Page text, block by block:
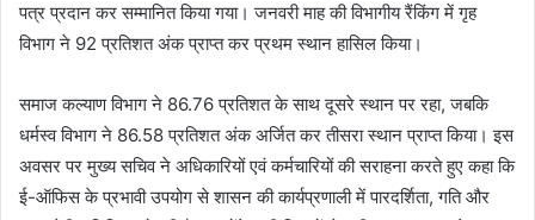
पत्र प्रदान कर सम्मानित किया गया। जनवरी माह की विभागीय रैंकिंग में गृह
विभाग ने 92 प्रतिशत अंक प्राप्त कर प्रथम स्थान हासिल किया।
समाज कल्याण विभाग ने 86.76 प्रतिशत के साथ दूसरे स्थान पर रहा, जबकि
धर्मस्व विभाग ने 86.58 प्रतिशत अंक अर्जित कर तीसरा स्थान प्राप्त किया। इस
अवसर पर मुख्य सचिव ने अधिकारियों एवं कर्मचारियों की सराहना करते हुए कहा कि
ई-ऑफिस के प्रभावी उपयोग से शासन की कार्यप्रणाली में पारदर्शिता, गति और